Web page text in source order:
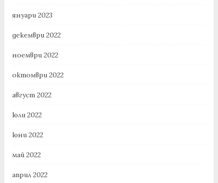
януари 2023
декември 2022
ноември 2022
октомври 2022
август 2022
юли 2022
юни 2022
май 2022
април 2022